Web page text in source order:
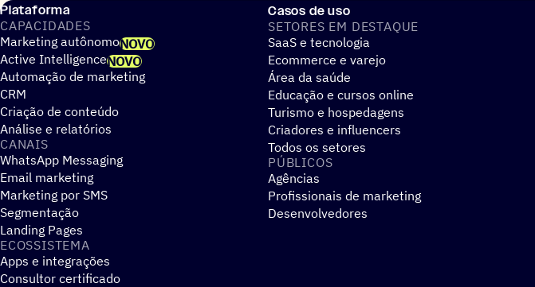
Plataforma
CAPACIDADES
Marketing autônomoNOVO
Active IntelligenceNOVO
Automação de marketing
CRM
Criação de conteúdo
Análise e relatórios
CANAIS
WhatsApp Messaging
Email marketing
Marketing por SMS
Segmentação
Landing Pages
ECOSSISTEMA
Apps e integrações
Consultor certificado
Casos de uso
SETORES EM DESTAQUE
SaaS e tecnologia
Ecommerce e varejo
Área da saúde
Educação e cursos online
Turismo e hospedagens
Criadores e influencers
Todos os setores
PÚBLICOS
Agências
Profissionais de marketing
Desenvolvedores